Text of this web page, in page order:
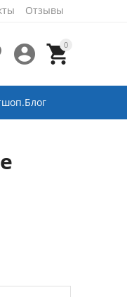
Отзывы
0

